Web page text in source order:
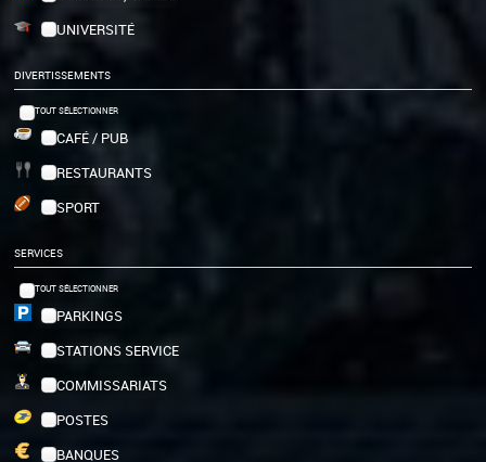
UNIVERSITÉ
DIVERTISSEMENTS
TOUT SÉLECTIONNER
CAFÉ / PUB
RESTAURANTS
SPORT
SERVICES
TOUT SÉLECTIONNER
PARKINGS
STATIONS SERVICE
COMMISSARIATS
POSTES
BANQUES